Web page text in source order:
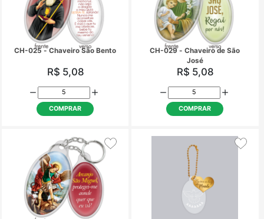
CH-018 - Chaveiro Nossa
R$ 5,08
COMPRAR
CH-019 - Chaveiro
R$ 5,08
COMPRAR